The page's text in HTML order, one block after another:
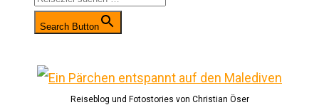
Search Button
Reiseblog und Fotostories von Christian Öser